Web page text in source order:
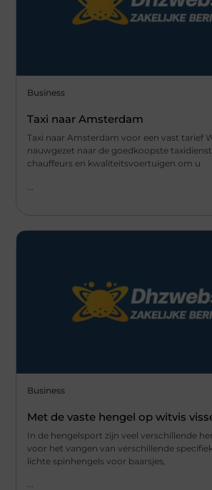
Business
Taxi naar Amsterdam
Taxi naar Amsterdam voor een vast tarief
nauwgezet naar de goedkoopste
chauffeurs en kwaliteitsvoertuigen om u
Business
Met de vaste hengel op witvis
In de hengelsport zijn veel verschillende
voor het vangen van verschillende
lichte spinhengels voor baarsjes,